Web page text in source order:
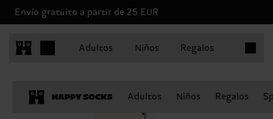
Envío gratuito a partir de 25 EUR
Adultos Niños Regalos
Adultos Niños Regalos